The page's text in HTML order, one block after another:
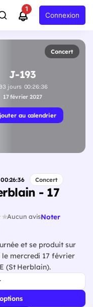
1
Connexion
Concert
J-193
jours 00:26:35
17 février 2027
au calendrier
00:26:35 Concert
- 17
Aucun avisNoter
et se produit sur
le mercredi 17 février
(St Herblain).